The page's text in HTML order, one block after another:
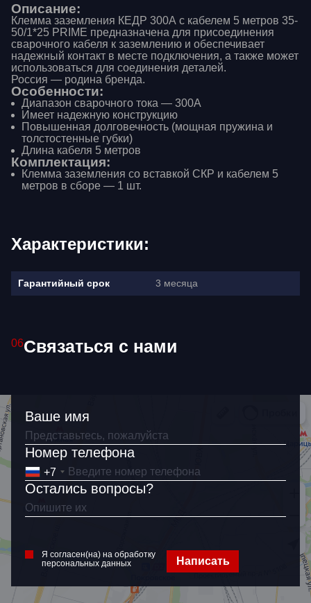
Описание:
Клемма заземления КЕДР 300А с кабелем 5 метров 35-
50/1*25 PRIME предназначена для присоединения
сварочного кабеля к заземлению и обеспечивает
надежный контакт в месте подключения, а также может
использоваться для соединения деталей.
Россия — родина бренда.
Особенности:
Диапазон сварочного тока — 300А
Имеет надежную конструкцию
Повышенная долговечность (мощная пружина и
толстостенные губки)
Длина кабеля 5 метров
Комплектация:
Клемма заземления со вставкой СКР и кабелем 5
метров в сборе — 1 шт.
Характеристики:
Гарантийный срок 3 месяца
06Связаться с нами
Ваше имя
Номер телефона
+7
Остались вопросы?
Я согласен(на) на обработку
персональных данных
Написать
Ваше имя
Как связаться?
+7
Я согласен(на) на обработку